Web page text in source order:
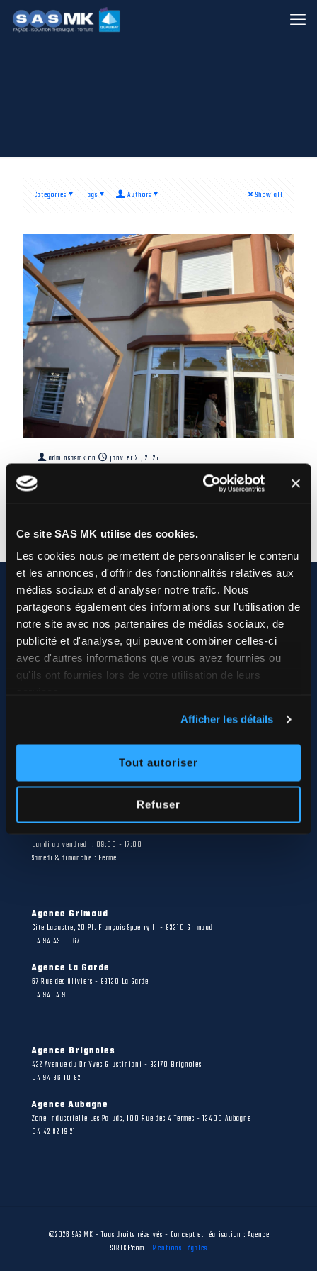
Ce site SAS MK utilise des cookies.
Les cookies nous permettent de personnaliser le contenu
et les annonces, d'offrir des fonctionnalités relatives aux
médias sociaux et d'analyser notre trafic. Nous
partageons également des informations sur l'utilisation de
notre site avec nos partenaires de médias sociaux, de
publicité et d'analyse, qui peuvent combiner celles-ci
avec d'autres informations que vous avez fournies ou
qu'ils ont fournies lors de votre utilisation de leurs
Afficher les détails
Tout autoriser
Refuser
Categories Tags Authors Show all
adminsasmk on janvier 21, 2025
Lundi au vendredi : 09:00 - 17:00
Samedi & dimanche : Fermé
Agence Grimaud
Cite Lacustre, 20 Pl. François Spoerry II - 83310 Grimaud
04 94 43 10 67
Agence La Garde
67 Rue des Oliviers - 83130 La Garde
04 94 14 90 00
Agence Brignoles
432 Avenue du Dr Yves Giustiniani - 83170 Brignoles
04 94 86 10 82
Agence Aubagne
Zone Industrielle Les Paluds, 100 Rue des 4 Termes - 13400 Aubagne
04 42 82 19 21
©2026 SAS MK - Tous droits réservés - Concept et réalisation : Agence
STRIKE'com - Mentions Légales